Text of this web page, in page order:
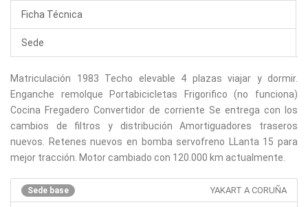
Ficha Técnica
Sede
Matriculación 1983 Techo elevable 4 plazas viajar y dormir.
Enganche remolque Portabicicletas Frigorifico (no funciona)
Cocina Fregadero Convertidor de corriente Se entrega con los
cambios de filtros y distribución Amortiguadores traseros
nuevos. Retenes nuevos en bomba servofreno LLanta 15 para
mejor tracción. Motor cambiado con 120.000 km actualmente.
Sede base YAKART A CORUÑA